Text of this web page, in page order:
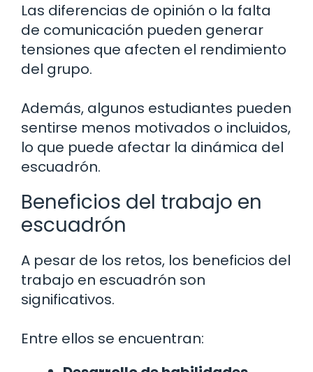
Las diferencias de opinión o la falta
de comunicación pueden generar
tensiones que afecten el rendimiento
del grupo.
Además, algunos estudiantes pueden
sentirse menos motivados o incluidos,
lo que puede afectar la dinámica del
escuadrón.
Beneficios del trabajo en
escuadrón
A pesar de los retos, los beneficios del
trabajo en escuadrón son
significativos.
Entre ellos se encuentran: